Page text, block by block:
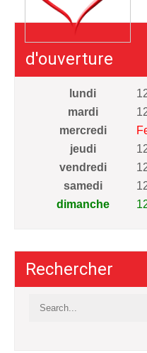
d'ouverture
lundi
mardi
mercredi
jeudi
vendredi
samedi
dimanche
Rechercher